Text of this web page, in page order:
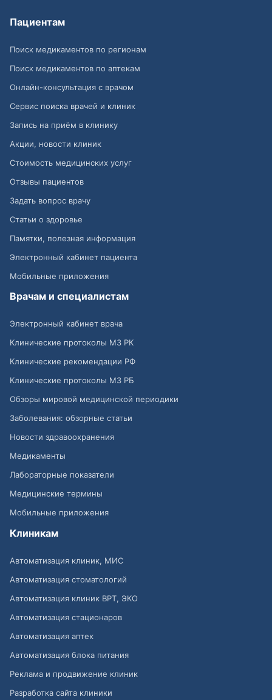
Пациентам
Поиск медикаментов по регионам
Поиск медикаментов по аптекам
Онлайн-консультация с врачом
Сервис поиска врачей и клиник
Запись на приём в клинику
Акции, новости клиник
Стоимость медицинских услуг
Отзывы пациентов
Задать вопрос врачу
Статьи о здоровье
Памятки, полезная информация
Электронный кабинет пациента
Мобильные приложения
Врачам и специалистам
Электронный кабинет врача
Клинические протоколы МЗ РК
Клинические рекомендации РФ
Клинические протоколы МЗ РБ
Обзоры мировой медицинской периодики
Заболевания: обзорные статьи
Новости здравоохранения
Медикаменты
Лабораторные показатели
Медицинские термины
Мобильные приложения
Клиникам
Автоматизация клиник, МИС
Автоматизация стоматологий
Автоматизация клиник ВРТ, ЭКО
Автоматизация стационаров
Автоматизация аптек
Автоматизация блока питания
Реклама и продвижение клиник
Разработка сайта клиники